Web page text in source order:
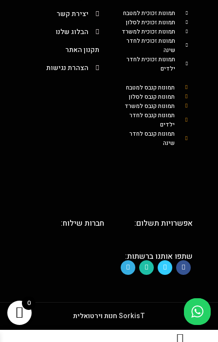
תמונות זכוכית למטבח
תמונות זכוכית לסלון
תמונות זכוכית למשרד
תמונות זכוכית לחדר
שינה
תמונות זכוכית לחדר
ילדים
תמונות קנבס למטבח
תמונות קנבס לסלון
תמונות קנבס למשרד
תמונות קנבס לחדר
ילדים
תמונות קנבס לחדר
שינה
יצירת קשר
הבלוג שלנו
תקנון האתר
הצהרת נגישות
אפשרויות תשלום: חברות שילוח:
שתפו אותנו ברשתות:
SorkisTחנות וירטואלית
0